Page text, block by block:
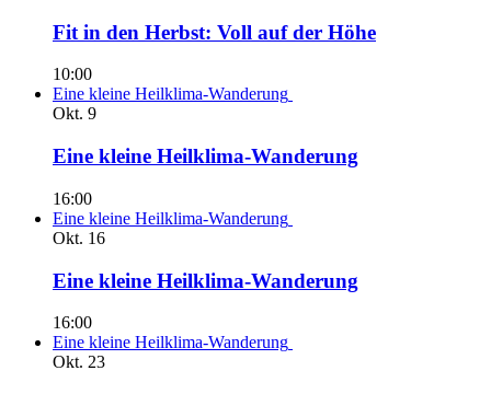
Fit in den Herbst: Voll auf der Höhe
10:00
Eine kleine Heilklima-Wanderung
Okt. 9
Eine kleine Heilklima-Wanderung
16:00
Eine kleine Heilklima-Wanderung
Okt. 16
Eine kleine Heilklima-Wanderung
16:00
Eine kleine Heilklima-Wanderung
Okt. 23